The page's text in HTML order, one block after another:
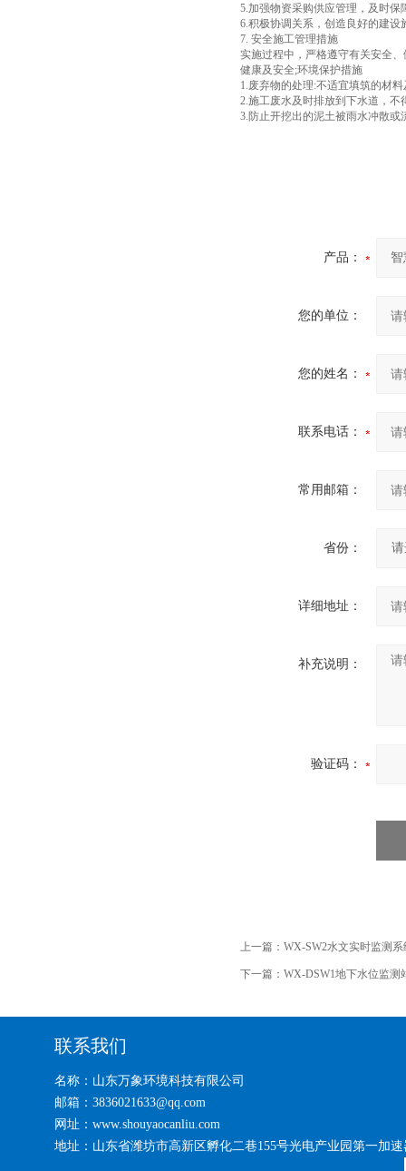
5.加强物资采购供应管理，及时
6.积极协调关系，创造良好的建
7. 安全施工管理措施
实施过程中，严格遵守有关安全
健康及安全;环境保护措施
1.废弃物的处理:不适宜填筑的材
2.施工废水及时排放到下水道，
3.防止开挖出的泥土被雨水冲散
产品：
您的单位：
您的姓名：
联系电话：
常用邮箱：
省份：
详细地址：
补充说明：
验证码：
上一篇： WX-SW2水文实时监测系
下一篇： WX-DSW1地下水位监测
联系我们
名称：山东万象环境科技有限公司
邮箱：3836021633@qq.com
网址：www.shouyaocanliu.com
地址：山东省潍坊市高新区孵化二巷155号光电产业园第一加